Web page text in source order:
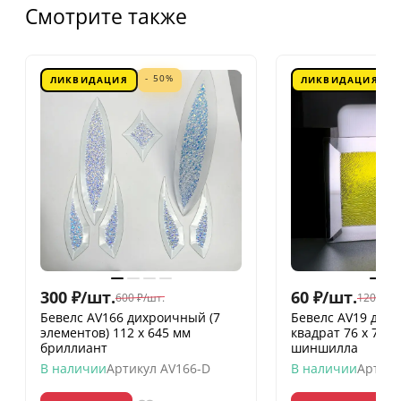
Смотрите также
ЛИКВИДАЦИЯ - 50%
300 ₽/шт.600 ₽/шт.
Бевелс AV166 дихроичный (7
элементов) 112 х 645 мм
бриллиант
В наличииАртикул AV166-D
ЛИКВИДАЦИЯ
60 ₽/шт.120
Бевелс AV19
квадрат 76 х 76
шиншилла
В наличии